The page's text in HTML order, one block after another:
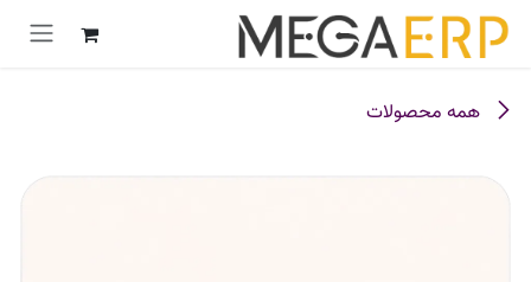
پرش به محتوا
همه محصولات